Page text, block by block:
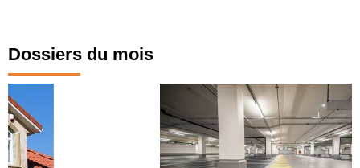
Dossiers du mois